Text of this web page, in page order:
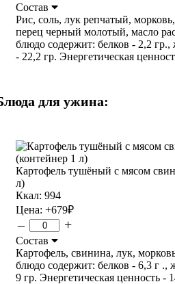
Состав
Рис, соль, лук репчатый,
перец черный молотый, масло
блюдо содержит: белков - 2,2 гр.,
- 22,2 гр. Энергетическая
для ужина:
Картофель тушёный с мясом
л)
Ккал: 994
Цена: +679₽
– +
Состав
Картофель, свинина, лук,
блюдо содержит: белков - 6,3 г .,
9 гр. Энергетическая ценность -